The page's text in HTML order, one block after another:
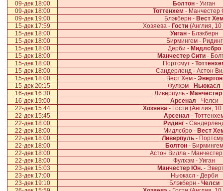
09-дек 18:00
Болтон - Уиган
09-дек 18:00
Тоттенхем - Манчестер
09-дек 19:00
Блэкберн - Вест
15-дек 17:59
Хозяева - Гости (Англия,
15-дек 18:00
Уиган- Блэкберн
15-дек 18:00
Бирмингем - Ридинг
15-дек 18:00
Дерби - Мидлсбро
15-дек 18:00
Манчестер Сити-
15-дек 18:00
Портсмут -
15-дек 18:00
Сандерленд - Астон
15-дек 18:00
Вест Хем - Эвертон
15-дек 20:15
Фулхэм - Ньюкасл
16-дек 16:30
Ливерпуль -
16-дек 19:00
Арсенал - Челси
22-дек 15:44
Хозяева - Гости (Англия,
22-дек 15:45
Арсенал -
22-дек 18:00
Ридинг -
22-дек 18:00
Мидлсбро - Вест
22-дек 18:00
Ливерпуль -
22-дек 18:00
Болтон- Бирмингем
22-дек 18:00
Астон Вилла -
22-дек 18:00
Фулхэм - Уиган
23-дек 15:03
Манчестер Юн.-
23-дек 17:00
Ньюкасл - Дерби
23-дек 19:10
Блэкберн - Челси